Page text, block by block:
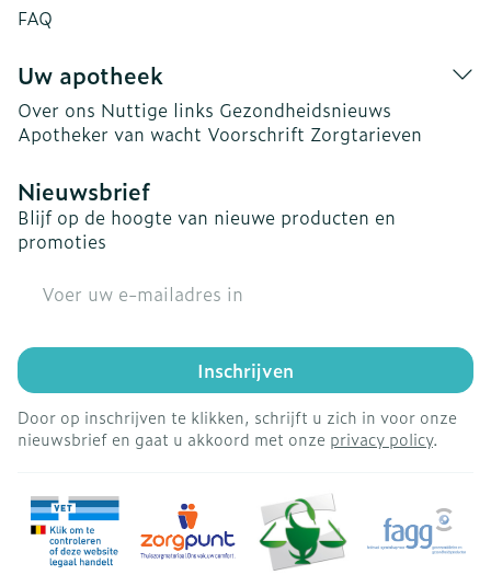
FAQ
Uw apotheek
Over ons Nuttige links Gezondheidsnieuws
Apotheker van wacht Voorschrift Zorgtarieven
Nieuwsbrief
Blijf op de hoogte van nieuwe producten en
promoties
Inschrijven
Door op inschrijven te klikken, schrijft u zich in voor onze
nieuwsbrief en gaat u akkoord met onze privacy policy.